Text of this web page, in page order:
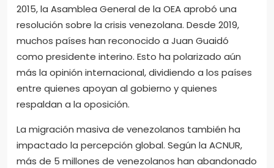
2015, la Asamblea General de la OEA aprobó una
resolución sobre la crisis venezolana. Desde 2019,
muchos países han reconocido a Juan Guaidó
como presidente interino. Esto ha polarizado aún
más la opinión internacional, dividiendo a los países
entre quienes apoyan al gobierno y quienes
respaldan a la oposición.
La migración masiva de venezolanos también ha
impactado la percepción global. Según la ACNUR,
más de 5 millones de venezolanos han abandonado